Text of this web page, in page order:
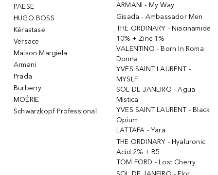
PAESE
HUGO BOSS
Kérastase
Versace
Maison Margiela
Armani
Prada
Burberry
MOÉRIE
Schwarzkopf Professional
ARMANI - My Way
Gisada - Ambassador Men
THE ORDINARY - Niacinamide
10% + Zinc 1%
VALENTINO - Born In Roma
Donna
YVES SAINT LAURENT -
MYSLF
SOL DE JANEIRO - Agua
Mistica
YVES SAINT LAURENT - Black
Opium
LATTAFA - Yara
THE ORDINARY - Hyaluronic
Acid 2% + B5
TOM FORD - Lost Cherry